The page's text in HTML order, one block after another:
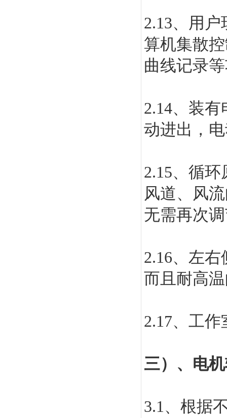
2.13、用户
算机集散
曲线记录
2.14、装有
动进出，
2.15、循环
风道、风
无需再次
2.16、左右
而且耐高
2.17、工作
三）、 电
3.1 、根据